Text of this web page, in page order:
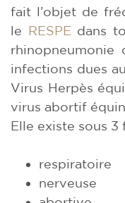
fait l’objet de
le RESPE dans
rhinopneumonie
infections dues
Virus Herpès
virus abortif équin.
Elle existe sous 3
respiratoire
nerveuse